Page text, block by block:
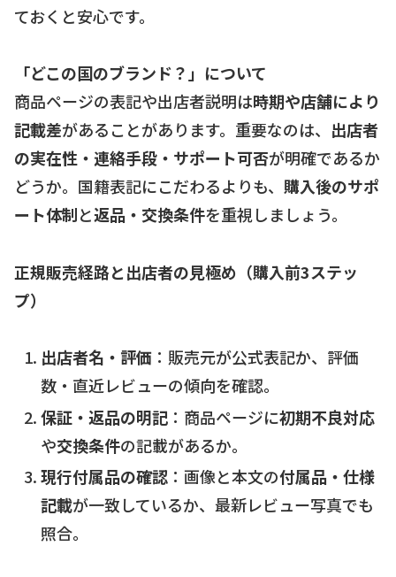
ておくと安心です。
「どこの国のブランド？」について
商品ページの表記や出店者説明は時期や店舗により
記載差があることがあります。重要なのは、 出店者
の実在性・連絡手段・サポート可否が明確であるか
どうか。国籍表記にこだわるよりも、 購入後のサポ
ート体制と返品・交換条件を重視しましょう。
正規販売経路と出店者の見極め（購入前3ステッ
プ）
出店者名・評価：販売元が公式表記か、評価
数・直近レビューの傾向を確認。
保証・返品の明記：商品ページに初期不良対応
や交換条件の記載があるか。
現行付属品の確認：画像と本文の付属品・仕様
記載が一致しているか、最新レビュー写真でも
照合。